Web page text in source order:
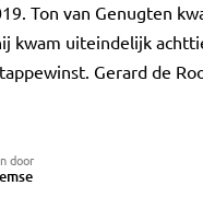
Ton van Genugten
kwam uiteindelijk
Gerard de
door